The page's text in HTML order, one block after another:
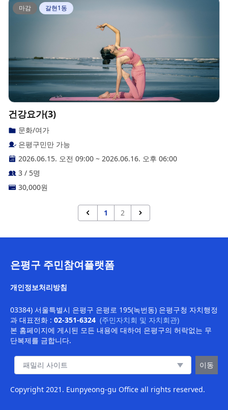
마감 갈현1동
건강요가(3)
문화/여가
은평구민만 가능
2026.06.15. 오전 09:00 ~ 2026.06.16. 오후 06:00
3 / 5명
30,000원
1 2
은평구 주민참여플랫폼
개인정보처리방침
03384) 서울특별시 은평구 은평로 195(녹번동) 은평구청 자치행정
과 대표전화 : 02-351-6324 (주민자치회 및 자치회관)
본 홈페이지에 게시된 모든 내용에 대하여 은평구의 허락없는 무
단복제를 금합니다.
패밀리 사이트 이동 이동
Copyright 2021. Eunpyeong-gu Office all rights reserved.